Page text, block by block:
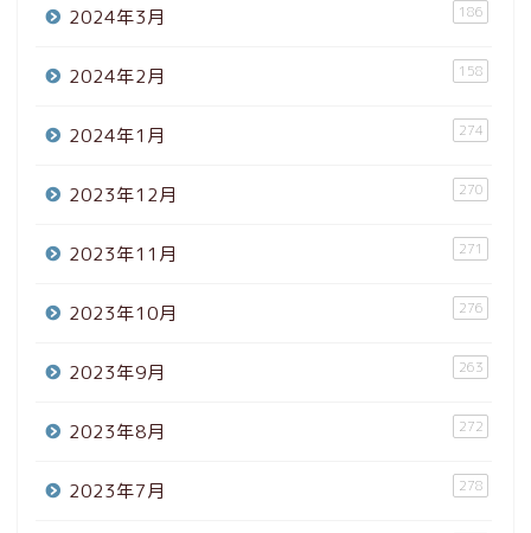
2024年3月 186
2024年2月 158
2024年1月 274
2023年12月 270
2023年11月 271
2023年10月 276
2023年9月 263
2023年8月 272
2023年7月 278